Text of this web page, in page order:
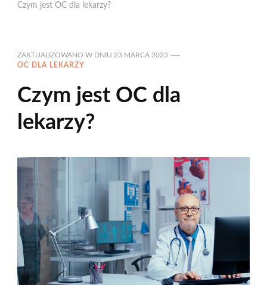
Czym jest OC dla lekarzy?
ZAKTUALIZOWANO W DNIU 23 MARCA 2023
OC DLA LEKARZY
Czym jest OC dla
lekarzy?